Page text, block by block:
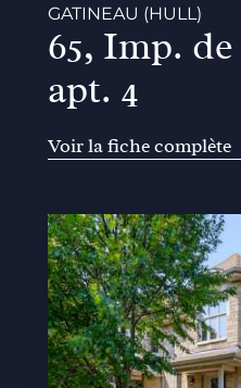
GATINEAU (HULL)
65, Imp.
apt. 4
Voir la fiche complète